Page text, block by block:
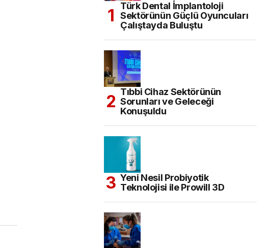
Türk Dental İmplantoloji
Sektörünün Güçlü Oyuncuları
Çalıştayda Buluştu
Tıbbi Cihaz Sektörünün
Sorunları ve Geleceği
Konuşuldu
Yeni Nesil Probiyotik
Teknolojisi ile Prowill 3D